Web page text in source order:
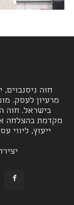
חוה
מרעיון לעסק.
מקדמת בהצלחה
ייעוץ, ליווי